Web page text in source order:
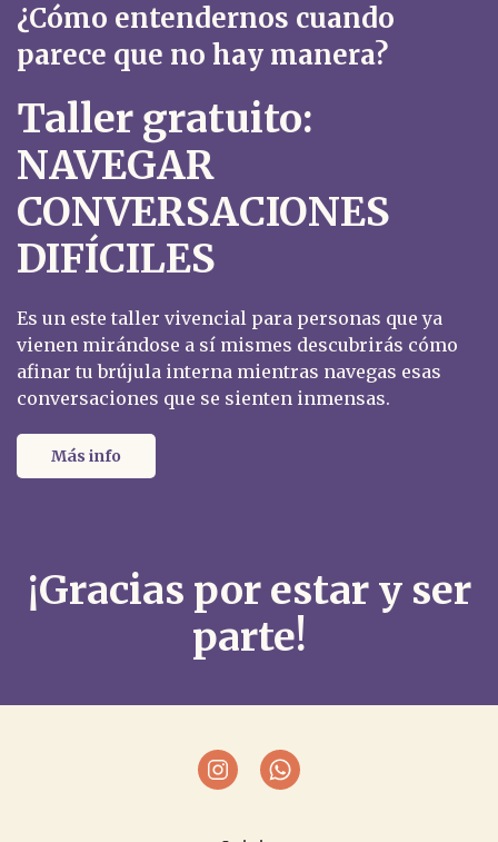
¿Cómo entendernos cuando
parece que no hay manera?
Taller gratuito:
NAVEGAR
CONVERSACIONES
DIFÍCILES
Es un este taller vivencial para personas que ya
vienen mirándose a sí mismes descubrirás cómo
afinar tu brújula interna mientras navegas esas
conversaciones que se sienten inmensas.
Más info
¡Gracias por estar y ser
parte!